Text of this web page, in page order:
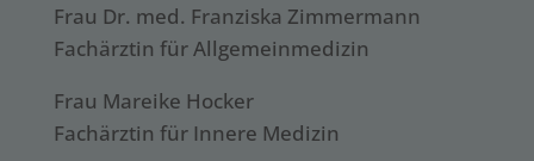
Frau Dr. med. Franziska Zimmermann
Fachärztin für Allgemeinmedizin
Frau Mareike Hocker
Fachärztin für Innere Medizin